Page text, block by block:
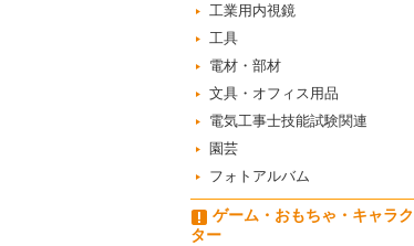
工業用内視鏡
工具
電材・部材
文具・オフィス用品
電気工事士技能試験関連
園芸
フォトアルバム
ゲーム・おもちゃ・キャラク
ター